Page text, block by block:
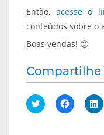
Então, acesse o
conteúdos sobre o
Boas vendas! 🙂
Compartilhe
C
l
C
l
C
l